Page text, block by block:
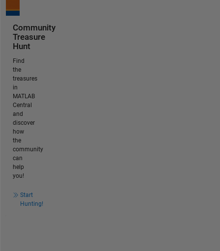
Community
Treasure
Hunt
Find
the
treasures
in
MATLAB
Central
and
discover
how
the
community
can
help
you!
Start
Hunting!